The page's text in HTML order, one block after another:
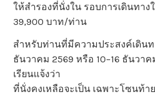
ให้สำรองที่นั่งใน รอบการเดินทา
39,900 บาท/ท่าน
สำหรับท่านที่มีความประสงค์เดินท
ธันวาคม 2569 หรือ 10–16 ธันวา
เรียนแจ้งว่า
ที่นั่งคงเหลือจะเป็น เฉพาะโซนท้า